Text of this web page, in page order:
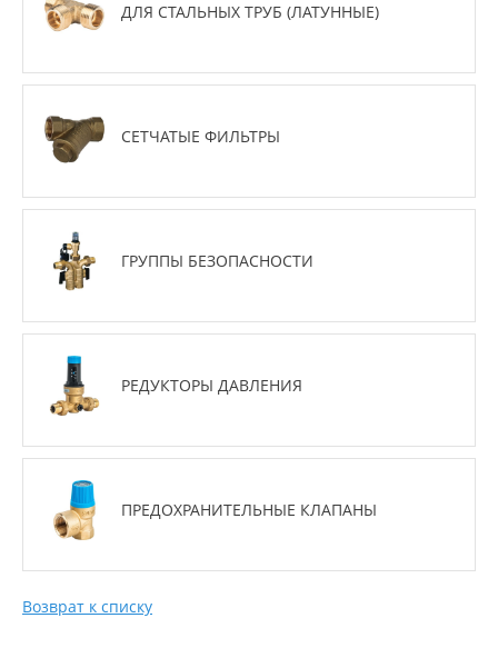
ДЛЯ СТАЛЬНЫХ ТРУБ (ЛАТУННЫЕ)
СЕТЧАТЫЕ ФИЛЬТРЫ
ГРУППЫ БЕЗОПАСНОСТИ
РЕДУКТОРЫ ДАВЛЕНИЯ
ПРЕДОХРАНИТЕЛЬНЫЕ КЛАПАНЫ
Возврат к списку